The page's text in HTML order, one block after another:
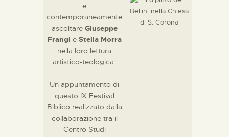
e
contemporaneamente
ascoltare Giuseppe
Frangi e Stella Morra
nella loro lettura
artistico-teologica.
Un appuntamento di
questo IX Festival
Biblico realizzato dalla
collaborazione tra il
Centro Studi